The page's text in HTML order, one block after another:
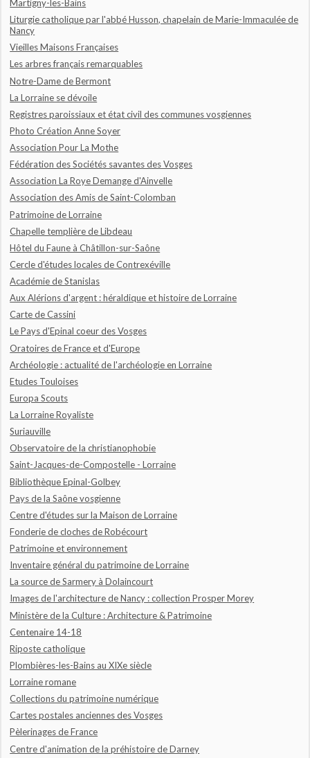
Martigny-les-Bains
Liturgie catholique par l'abbé Husson, chapelain de Marie-Immaculée de
Nancy
Vieilles Maisons Françaises
Les arbres français remarquables
Notre-Dame de Bermont
La Lorraine se dévoile
Registres paroissiaux et état civil des communes vosgiennes
Photo Création Anne Soyer
Association Pour La Mothe
Fédération des Sociétés savantes des Vosges
Association La Roye Demange d'Ainvelle
Association des Amis de Saint-Colomban
Patrimoine de Lorraine
Chapelle templière de Libdeau
Hôtel du Faune à Châtillon-sur-Saône
Cercle d'études locales de Contrexéville
Académie de Stanislas
Aux Alérions d'argent : héraldique et histoire de Lorraine
Carte de Cassini
Le Pays d'Epinal coeur des Vosges
Oratoires de France et d'Europe
Archéologie : actualité de l'archéologie en Lorraine
Etudes Touloises
Europa Scouts
La Lorraine Royaliste
Suriauville
Observatoire de la christianophobie
Saint-Jacques-de-Compostelle - Lorraine
Bibliothèque Epinal-Golbey
Pays de la Saône vosgienne
Centre d'études sur la Maison de Lorraine
Fonderie de cloches de Robécourt
Patrimoine et environnement
Inventaire général du patrimoine de Lorraine
La source de Sarmery à Dolaincourt
Images de l'architecture de Nancy : collection Prosper Morey
Ministère de la Culture : Architecture & Patrimoine
Centenaire 14-18
Riposte catholique
Plombières-les-Bains au XIXe siècle
Lorraine romane
Collections du patrimoine numérique
Cartes postales anciennes des Vosges
Pèlerinages de France
Centre d'animation de la préhistoire de Darney